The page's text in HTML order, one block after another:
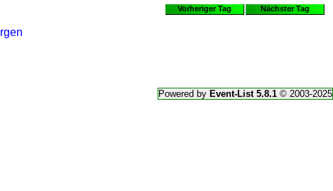
Vorheriger Tag Nächster Tag
Powered by Event-List 5.8.1© 2003-2025